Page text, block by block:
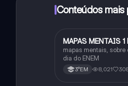
Conteúdos mais
Português
MAPAS MENTAIS
mapas mentais, sobre
dia do ENEM
3°EM 8,021